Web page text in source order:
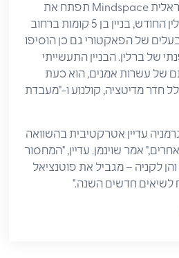
חברת חללי העבודה הישראלית Mindspace תפתח את
האתר השלישי שלה בברלין החודש, בניין בן 5 קומות ברחוב
של הפאקטורי גם כן הוסיפו
של ברלין. הבניין התעשייתי
של עשרות אמנים, הוא כעת
חדר מדיטציה, קולנוע ו-"מעבדת
עדיין אטרקטיבית בהשוואה
אמר שוינמן. עדיין, "המחסור
לקניה – מגביל את פוטנציאל
לשיאים חדשים השנה."